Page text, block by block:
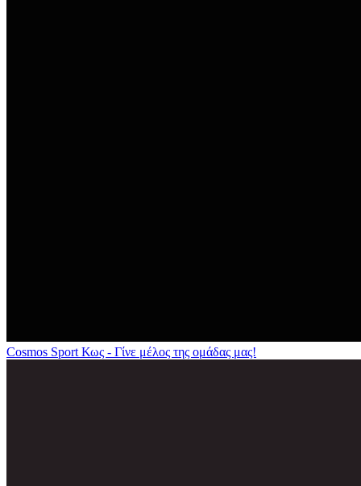
Cosmos Sport Κως - Γίνε μέλος της ομάδας μας!